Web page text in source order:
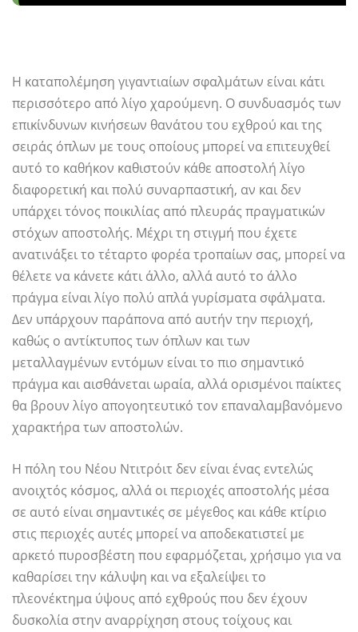
Η καταπολέμηση γιγαντιαίων σφαλμάτων είναι κάτι
περισσότερο από λίγο χαρούμενη. Ο συνδυασμός των
επικίνδυνων κινήσεων θανάτου του εχθρού και της
σειράς όπλων με τους οποίους μπορεί να επιτευχθεί
αυτό το καθήκον καθιστούν κάθε αποστολή λίγο
διαφορετική και πολύ συναρπαστική, αν και δεν
υπάρχει τόνος ποικιλίας από πλευράς πραγματικών
στόχων αποστολής. Μέχρι τη στιγμή που έχετε
ανατινάξει το τέταρτο φορέα τροπαίων σας, μπορεί να
θέλετε να κάνετε κάτι άλλο, αλλά αυτό το άλλο
πράγμα είναι λίγο πολύ απλά γυρίσματα σφάλματα.
Δεν υπάρχουν παράπονα από αυτήν την περιοχή,
καθώς ο αντίκτυπος των όπλων και των
μεταλλαγμένων εντόμων είναι το πιο σημαντικό
πράγμα και αισθάνεται ωραία, αλλά ορισμένοι παίκτες
θα βρουν λίγο απογοητευτικό τον επαναλαμβανόμενο
χαρακτήρα των αποστολών.
Η πόλη του Νέου Ντιτρόιτ δεν είναι ένας εντελώς
ανοιχτός κόσμος, αλλά οι περιοχές αποστολής μέσα
σε αυτό είναι σημαντικές σε μέγεθος και κάθε κτίριο
στις περιοχές αυτές μπορεί να αποδεκατιστεί με
αρκετό πυροσβέστη που εφαρμόζεται, χρήσιμο για να
καθαρίσει την κάλυψη και να εξαλείψει το
πλεονέκτημα ύψους από εχθρούς που δεν έχουν
δυσκολία στην αναρρίχηση στους τοίχους και